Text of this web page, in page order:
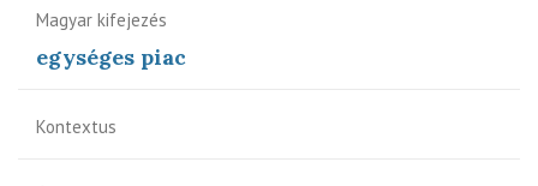
Magyar kifejezés
egységes piac
Kontextus